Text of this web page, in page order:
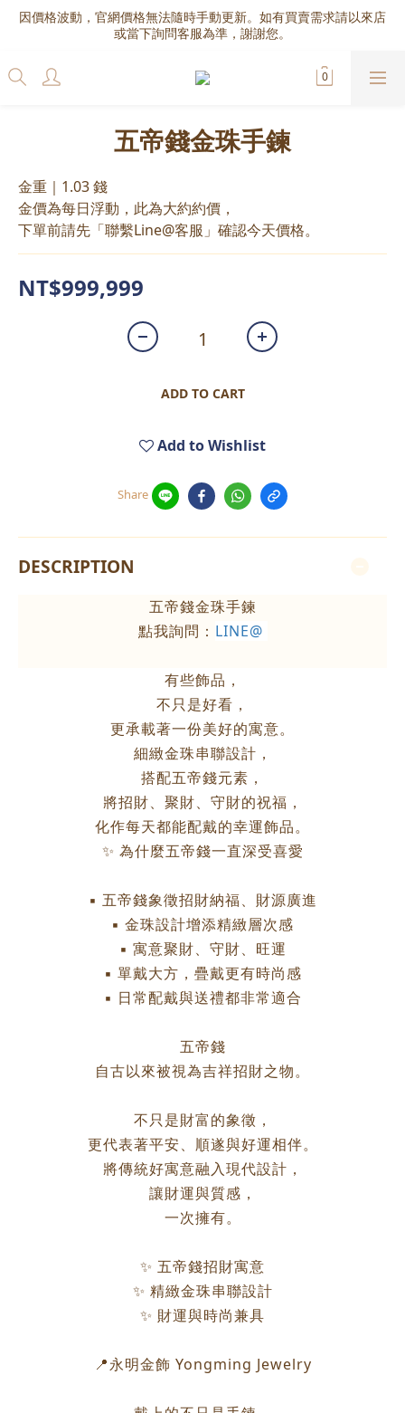
因價格波動，官網價格無法隨時手動更新。如有買賣需求請以來店
或當下詢問客服為準，謝謝您。
五帝錢金珠手鍊
金重｜1.03 錢
金價為每日浮動，此為大約約價，
下單前請先「聯繫Line@客服」確認今天價格。
NT$999,999
ADD TO CART
Add to Wishlist
Share
DESCRIPTION
五帝錢金珠手鍊
點我詢問： LINE@
有些飾品，
不只是好看，
更承載著一份美好的寓意。
細緻金珠串聯設計，
搭配五帝錢元素，
將招財、聚財、守財的祝福，
化作每天都能配戴的幸運飾品。
✨ 為什麼五帝錢一直深受喜愛
▪ 五帝錢象徵招財納福、財源廣進
▪ 金珠設計增添精緻層次感
▪ 寓意聚財、守財、旺運
▪ 單戴大方，疊戴更有時尚感
▪ 日常配戴與送禮都非常適合
五帝錢
自古以來被視為吉祥招財之物。
不只是財富的象徵，
更代表著平安、順遂與好運相伴。
將傳統好寓意融入現代設計，
讓財運與質感，
一次擁有。
✨ 五帝錢招財寓意
✨ 精緻金珠串聯設計
✨ 財運與時尚兼具
📍永明金飾 Yongming Jewelry